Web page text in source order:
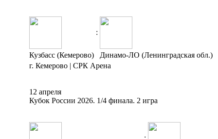
:
Кузбасс (Кемерово)
Динамо-ЛО (Ленинградская обл.)
г. Кемерово | СРК Арена
12 апреля
Кубок России 2026. 1/4 финала. 2 игра